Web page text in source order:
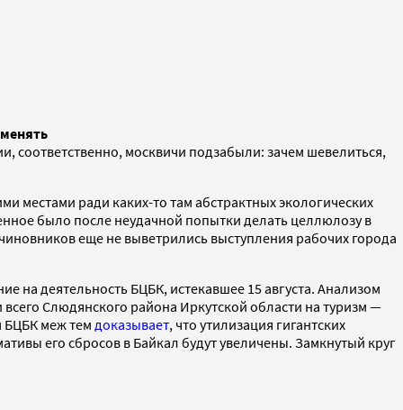
соответственно, москвичи подзабыли: зачем шевелиться,
местами ради каких-то там абстрактных экологических
было после неудачной попытки делать целлюлозу в
еще не выветрились выступления рабочих города
на деятельность БЦБК, истекавшее 15 августа. Анализом
Слюдянского района Иркутской области на туризм —
БЦБК меж тем доказывает, что утилизация гигантских
его сбросов в Байкал будут увеличены. Замкнутый круг